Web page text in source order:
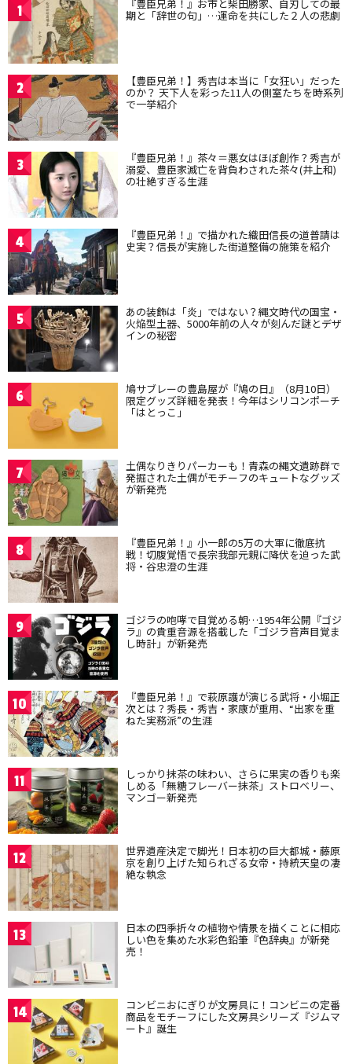
1 『豊臣兄弟！』お市と柴田勝家、自刃しての最
期と「辞世の句」…運命を共にした２人の悲劇
2 【豊臣兄弟！】秀吉は本当に「女狂い」だった
のか？ 天下人を彩った11人の側室たちを時系列
で一挙紹介
3 『豊臣兄弟！』茶々＝悪女はほぼ創作？秀吉が
溺愛、豊臣家滅亡を背負わされた茶々(井上和)
の壮絶すぎる生涯
4 『豊臣兄弟！』で描かれた織田信長の道普請は
史実？信長が実施した街道整備の施策を紹介
5 あの装飾は「炎」ではない？縄文時代の国宝・
火焔型土器、5000年前の人々が刻んだ謎とデザ
インの秘密
6 鳩サブレーの豊島屋が『鳩の日』（8月10日）
限定グッズ詳細を発表！今年はシリコンポーチ
「はとっこ」
7 土偶なりきりパーカーも！青森の縄文遺跡群で
発掘された土偶がモチーフのキュートなグッズ
が新発売
8 『豊臣兄弟！』小一郎の5万の大軍に徹底抗
戦！切腹覚悟で長宗我部元親に降伏を迫った武
将・谷忠澄の生涯
9 ゴジラの咆哮で目覚める朝…1954年公開『ゴジ
ラ』の貴重音源を搭載した「ゴジラ音声目覚ま
し時計」が新発売
10 『豊臣兄弟！』で萩原護が演じる武将・小堀正
次とは？秀長・秀吉・家康が重用、“出家を重
ねた実務派”の生涯
11 しっかり抹茶の味わい、さらに果実の香りも楽
しめる「無糖フレーバー抹茶」ストロベリー、
マンゴー新発売
12 世界遺産決定で脚光！日本初の巨大都城・藤原
京を創り上げた知られざる女帝・持統天皇の凄
絶な執念
13 日本の四季折々の植物や情景を描くことに相応
しい色を集めた水彩色鉛筆『色辞典』が新発
売！
14 コンビニおにぎりが文房具に！コンビニの定番
商品をモチーフにした文房具シリーズ『ジムマ
ート』誕生